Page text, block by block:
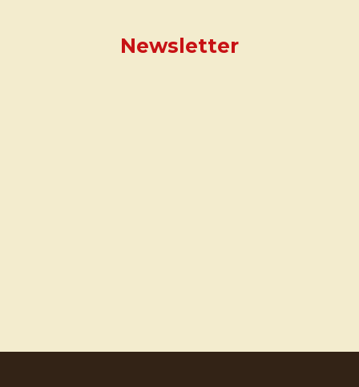
Newsletter